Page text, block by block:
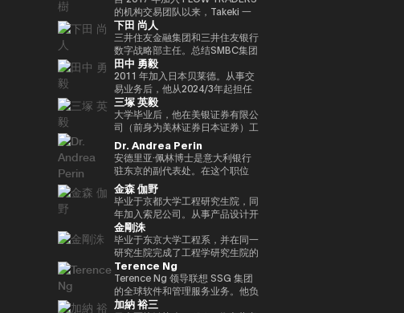
门，负责研究技术中具有社会意义
的问题。自2018年以来，Yat一直
是游戏行业使用区块链和NFT（不
可替代代币）的早期支持者。人们
认为，这将使游戏玩家能够真正拥
有游戏中的资产和数据，进而拥有
价值本身。Yat 对去中心化应用程
序和数字资产的潜力有了清晰的认
识，很快带领 Animoca Brands
在区块链、游戏、NFT 和开放的
元宇宙中占据了领导地位。
Animoca Brands已经开发了多个
以NFT为中心的子公司和产品组，
还投资了540多家区块链相关公
司，以建立世界上最大的区块链投
资组合之一。迄今为止，Yat先生
获得了许多荣誉，并被世界经济论
坛选为 “明日全球领袖” 之一，在
DHL/SCMP大奖中被选为 “年度青
年企业家”，并被Cointelegraph
评选为 “区块链行业值得关注的
100位人物”。此外，Yat先生是一
位接受过古典音乐正规培训的音乐
家，曾担任BAFTA（英国电影电
想领袖（思想领袖），他参与了包
括以太坊和泰达币在内的重大区块
链项目的初始营销和咨询。由于这
些成就，它被CNBC称为 “加密教
父（加密教父）”。BitAngels 于
2013 年共同创立，BitAngels
Fund 1 于 2014 年共同创立。该
基金以以太坊众筹中以每枚代币
30美分的价格投资100万美元而闻
名。图尔平也是2015年开发了 “比
特币四季模型（比特币的四季）”
的人，他于2024年由天马出版社
出版的《比特币超级周期》一书获
得了高度赞誉，并因准确预测
2024/11年初比特币的历史高点更
新而受到关注。在进入数字资产领
域之前，他创立了Market
Wire（现为GlobeNewsWire）。
该公司目前是阿波罗环球管理旗下
的一个业务部门，规模约为5亿美
元。此外，作为消费互联网早期营
销的先驱，他参与了数十个著名互
联网品牌的发展，首先是The
Motley Fool、America Online
《Web3的未解决问题》（日经英
国石油公司）和《13人对Web3加
密资产的未来预测》（朝日新闻出
版社）。
务项目提供资金。
业务执行官兼金融创新部门经理之
后，他目前担任现任职务。通用公
司协会 FINOVATORS 成立。
2021年被任命为日本区块链协会
理事。毕业于同志社大学，在东京
大学完成了第17次EMP。
日本证券清算组织的场外衍生品
（信用违约互换和利率互换）结算
项目，并负责日本交易所集团清算
结算领域的业务规划。自2016年
以来，我一直在PWCJapan首席
执行官办公室（企业规划）支持领
导团队的战略讨论。2018/7年，
他加入了运营全球加密资产交易所
Kraken的Payward, Inc.（美
国），并为金融服务局的注册做出
了贡献。从2020/3年起，他就任
公司在日本的代表。2022/7 年，
他就任币安驻日本代表。完成了牛
津大学工商管理硕士（MBA）学
位。
的机构交易团队以来，Takeki 一
直为机构投资者提供流动性服务，
通过大宗交易覆盖包括 ETF、国
际债券及数字资产在内的多种资产
类别，工作地点涵盖新加坡及香
港。 他同时负责日本业务的整体
发展，与日本国内的机构投资者、
ETF 发行方、交易平台、证券交
易所以及加密资产交易所保持密切
合作。 FLOW TRADERS 已连续
多年获得东京证券交易所颁发的
“最佳做市商”奖项。作为一家上市
公司，FLOW TRADERS 亦积极参
与包括现货加密资产及加密资产
ETF 在内的数字资产流动性提
供，致力于连接传统金融与数字资
产行业。
下田 尚人
三井住友金融集团和三井住友银行
数字战略部主任。总结SMBC集团
在数字资产方面的工作。日本银行
结算与结算服务局顾问，任期至
2025/6。结算与结算管理局利用
新技术（Project Agora等）参与
规划和推广先进的结算项目，以及
关于人工智能对金融系统的影响的
国际研究。他还参与了各种国际政
策讨论机构，例如国际清算银行结
算市场基础设施委员会
（CPMI）、七国集团数字支付专
家组（2023年联席主席）、金融
稳定委员会（FSB）创新网络和
BIS/中央银行CBDC小组。在日本
银行，他还先后担任过长崎分行经
理、香港办事处经理、金融机构局
国际科科长（负责巴塞尔监管）、
国际局规划师等职务。在财务省，
他作为国际组织司的规划官负责国
际金融（FATF、FSB等）。毕业
于一桥大学法学院。我在哈佛大学
田中 勇毅
2011 年加入日本贝莱德。从事交
易业务后，他从2024/3年起担任
贝莱德全球市场经理，负责监督交
易、证券借贷和现金管理。他还曾
在日本的数字战略领域工作。自
2025 年 1 月起，他还担任全球产
品解决方案部，负责监督同一部门
的过渡管理。
三塚 英毅
大学毕业后，他在美银证券有限公
司（前身为美林证券日本证券）工
作，在法国巴黎银行证券有限公司
担任多个职位后，他成为全球市场
管理部的首席运营官。在Web3公
司Animoca Brands Co., Ltd.成
立时担任首席运营官后，他自
2024/3年以来一直担任现任职
务。
Dr. Andrea Perin
安德里亚·佩林博士是意大利银行
驻东京的副代表处。在这个职位
上，我负责日本、韩国、台湾、澳
大利亚和新西兰的经济政策讨论和
宏观经济和金融趋势的分析。我们
还努力通过与当地金融和监管机
构、机构投资者和商界的对话，增
进对意大利经济的理解，进一步加
强两国之间的经济和金融关系。他
在中央银行、银行监管机构以及包
括欧洲中央银行（ECB）和欧洲投
资银行（EIB）在内的国际金融机
金森 伽野
毕业于京都大学工程研究生院，同
年加入索尼公司。从事产品设计开
发、产品策划和营销工作。之后，
我以互联网证券和经验丰富的客户
体验、CX策略推广等方式推出了
一项新的金融科技业务。于2022
年加入索尼银行，目前正在以索尼
银行DX业务规划经理的身份推广
与Web3相关的新业务规划。
金剛洙
毕业于东京大学工程系，并在同一
研究生院完成了工程学研究生院的
课程。加入花旗证券有限公司，从
事日本政府债券和利率衍生品的交
易业务。之后，他加入了松尾实验
室株式会社，一直负责机器学习项
Terence Ng
Terence Ng 领导联想 SSG 集团
的全球软件和管理服务业务。他负
责推动战略性微软云解决方案提供
加納 裕三